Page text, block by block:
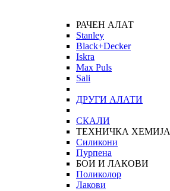
РАЧЕН АЛАТ
Stanley
Black+Decker
Iskra
Max Puls
Sali
ДРУГИ АЛАТИ
СКАЛИ
ТЕХНИЧКА ХЕМИЈА
Силикони
Пурпена
БОИ И ЛАКОВИ
Поликолор
Лакови